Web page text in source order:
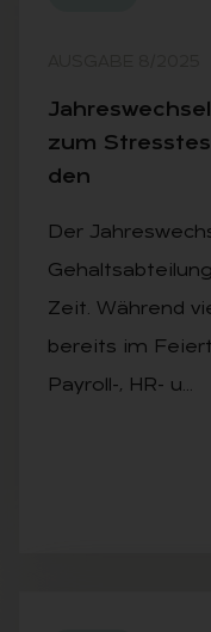
zum
den
Der
Zeit. Während
bereits im
Payroll-, HR- u…